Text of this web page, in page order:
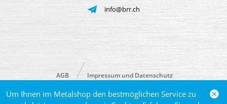
Um Ihnen im Metalshop den bestmöglichen Service zu
info@brr.ch
© 2026 Brütsch/Rüegger Metals AG
AGB Impressum und Datenschutz